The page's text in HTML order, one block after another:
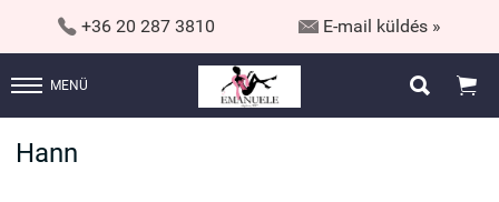
 +36 20 287 3810  E-mail küldés »
MENÜ  
Hann